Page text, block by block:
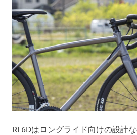
RL6Dはロングライド向けの設計